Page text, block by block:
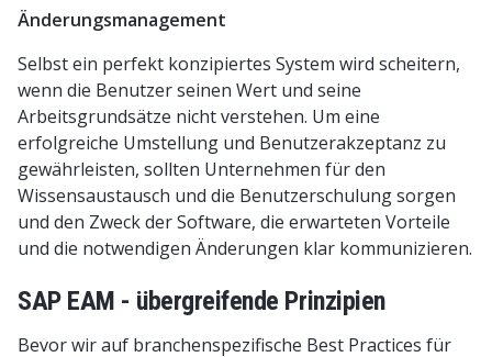
Änderungsmanagement
Selbst ein perfekt konzipiertes System wird scheitern,
wenn die Benutzer seinen Wert und seine
Arbeitsgrundsätze nicht verstehen. Um eine
erfolgreiche Umstellung und Benutzerakzeptanz zu
gewährleisten, sollten Unternehmen für den
Wissensaustausch und die Benutzerschulung sorgen
und den Zweck der Software, die erwarteten Vorteile
und die notwendigen Änderungen klar kommunizieren.
SAP EAM - übergreifende Prinzipien
Bevor wir auf branchenspezifische Best Practices für